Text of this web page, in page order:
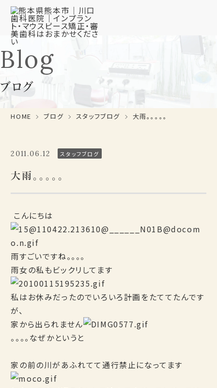
Blog
ブログ
HOME ブログ スタッフブログ 大雨。。。。。
2011.06.12 スタッフブログ
大雨。。。。。
こんにちは
雨すごいですね。。。。
雨女の私もビックリしてます
私はお休みだったのでいろいろ計画をたててたんです
が、
家から出られません
。。。。なぜかというと
家の前の川があふれてて通行禁止になってます